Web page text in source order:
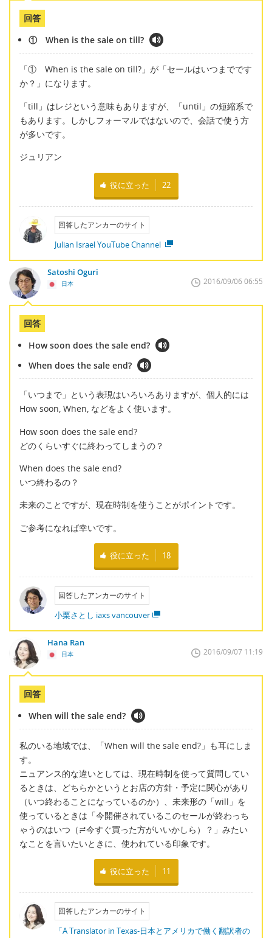
回答
① When is the sale on till?
「① When is the sale on till?」が「セールはいつまでです
か？」になります。
「till」はレジという意味もありますが、「until」の短縮系で
もあります。しかしフォーマルではないので、会話で使う方
が多いです。
ジュリアン
役に立った 22
回答したアンカーのサイト
Julian Israel YouTube Channel
Satoshi Oguri
日本 2016/09/06 06:55
回答
How soon does the sale end?
When does the sale end?
「いつまで」という表現はいろいろありますが、個人的には
How soon, When, などをよく使います。
How soon does the sale end?
どのくらいすぐに終わってしまうの？
When does the sale end?
いつ終わるの？
未来のことですが、現在時制を使うことがポイントです。
ご参考になれば幸いです。
役に立った 18
回答したアンカーのサイト
小栗さとし iaxs vancouver
Hana Ran
日本 2016/09/07 11:19
回答
When will the sale end?
私のいる地域では、「When will the sale end?」も耳にしま
す。
ニュアンス的な違いとしては、現在時制を使って質問してい
るときは、どちらかというとお店の方針・予定に関心があり
（いつ終わることになっているのか）、未来形の「will」を
使っているときは「今開催されているこのセールが終わっち
ゃうのはいつ（≓今すぐ買った方がいいかしら）？」みたい
なことを言いたいときに、使われている印象です。
役に立った 11
回答したアンカーのサイト
「A Translator in Texas-日本とアメリカで働く翻訳者の